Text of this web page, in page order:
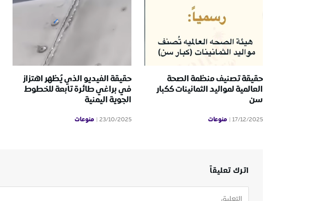
حقيقة تصنيف منظمة الصحة
العالمية لمواليد الثمانينات ككبار
سن
17/12/2025 منوعات
حقيقة الفيديو الذي يُظهر اهتزاز
في براغي طائرة تابعة للخطوط
الجوية اليمنية
23/10/2025 منوعات
اترك تعليقاً